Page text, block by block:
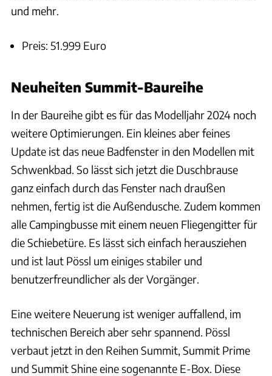
und mehr.
Preis: 51.999 Euro
Neuheiten Summit-Baureihe
In der Baureihe gibt es für das Modelljahr 2024 noch
weitere Optimierungen. Ein kleines aber feines
Update ist das neue Badfenster in den Modellen mit
Schwenkbad. So lässt sich jetzt die Duschbrause
ganz einfach durch das Fenster nach draußen
nehmen, fertig ist die Außendusche. Zudem kommen
alle Campingbusse mit einem neuen Fliegengitter für
die Schiebetüre. Es lässt sich einfach herausziehen
und ist laut Pössl um einiges stabiler und
benutzerfreundlicher als der Vorgänger.
Eine weitere Neuerung ist weniger auffallend, im
technischen Bereich aber sehr spannend. Pössl
verbaut jetzt in den Reihen Summit, Summit Prime
und Summit Shine eine sogenannte E-Box. Diese